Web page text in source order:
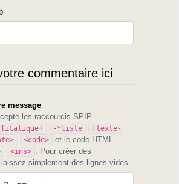
commentaire ici
message
les raccourcis SPIP
{italique} -*liste
[texte-
<code> et le code HTML
<ins>
. Pour créer des
simplement des lignes vides.